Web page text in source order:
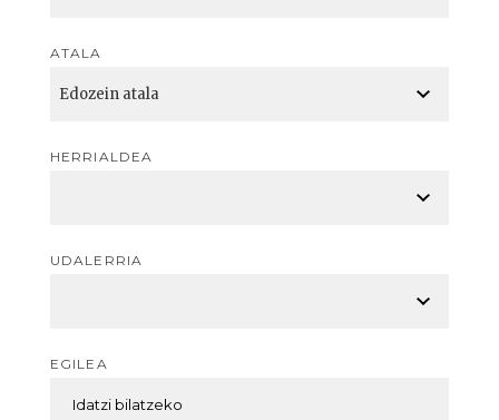
ATALA
HERRIALDEA
UDALERRIA
EGILEA